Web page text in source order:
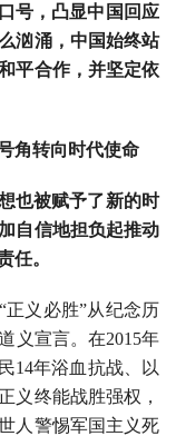
号，凸显中国回应
汹涌，中国始终站
平合作，并坚定依
角转向时代使命
也被赋予了新的时
自信地担负起推动
任。
正义必胜”从纪念历
义宣言。在2015年
14年浴血抗战、以
义终能战胜强权，
人警惕军国主义死